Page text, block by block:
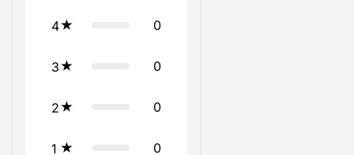
4 0
3 0
2 0
1 0